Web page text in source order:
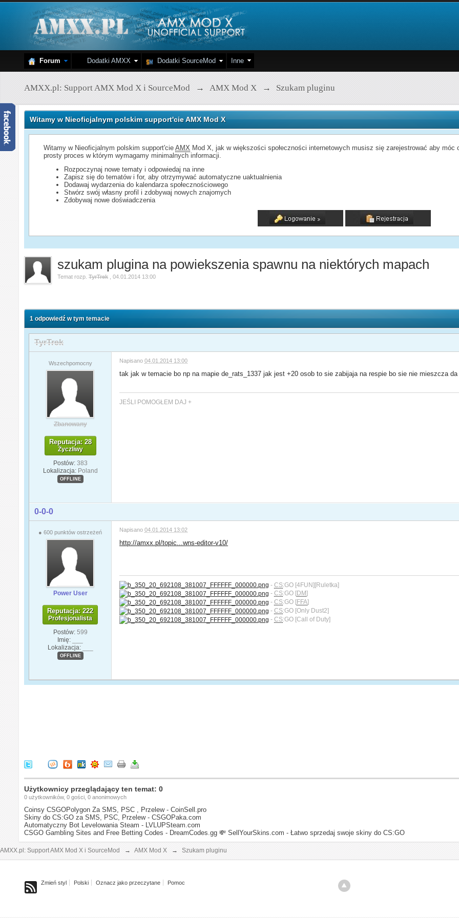
Forum Dodatki AMXX Dodatki SourceMod Inne
AMXX.pl: Support AMX Mod X i SourceMod → AMX Mod X → Szukam pluginu
Witamy w Nieoficjalnym polskim support'cie AMX Mod X
Witamy w Nieoficjalnym polskim support'cieAMX Mod X, jak w większości społeczności internetowych musisz się zarejestrować aby
prosty proces w którym wymagamy minimalnych informacji.
Rozpoczynaj nowe tematy i odpowiedaj na inne
Zapisz się do tematów i for, aby otrzymywać automatyczne uaktualnienia
Dodawaj wydarzenia do kalendarza społecznościowego
Stwórz swój własny profil i zdobywaj nowych znajomych
Zdobywaj nowe doświadczenia
szukam plugina na powiekszenia spawnu na niektórych mapach
Temat rozp.TyrTrek ,04.01.2014 13:00
1 odpowiedź w tym temacie
TyrTrek
Wszechpomocny
Zbanowany
Reputacja: 28
Życzliwy
Postów: 383
Lokalizacja: Poland
OFFLINE
Napisano04.01.2014 13:00
tak jak w temacie bo np na mapie de_rats_1337 jak jest +20 osob to sie zabijaja na respie bo sie nie mieszcza
JEŚLI POMOGŁEM DAJ +
0-0-0
● 600 punktów ostrzeżeń
Power User
Reputacja: 222
Profesjonalista
Postów: 599
Imię:
Lokalizacja:
OFFLINE
Napisano04.01.2014 13:02
http://amxx.pl/topic...wns-editor-v10/
-CS:GO [4FUN][Ruletka]
-CS:GO [DM]
-CS:GO [FFA]
-CS:GO [Only Dust2]
-CS:GO [Call of Duty]
Użytkownicy przeglądający ten temat: 0
0 użytkowników, 0 gości, 0 anonimowych
Coinsy CSGOPolygon Za SMS, PSC , Przelew - CoinSell.pro
Skiny do CS:GO za SMS, PSC, Przelew - CSGOPaka.com
Automatyczny Bot Levelowania Steam - LVLUPSteam.com
CSGO Gambling Sites and Free Betting Codes - DreamCodes.gg 💸 SellYourSkins.com - Łatwo sprzedaj swoje skiny do CS:GO
AMXX.pl: Support AMX Mod X i SourceMod → AMX Mod X → Szukam pluginu
Zmień styl Polski Oznacz jako przeczytane Pomoc